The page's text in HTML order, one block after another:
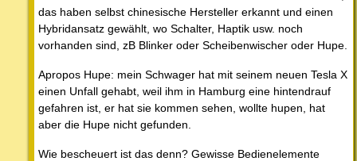
das haben selbst chinesische Hersteller erkannt und einen
Hybridansatz gewählt, wo Schalter, Haptik usw. noch
vorhanden sind, zB Blinker oder Scheibenwischer oder Hupe.
Apropos Hupe: mein Schwager hat mit seinem neuen Tesla X
einen Unfall gehabt, weil ihm in Hamburg eine hintendrauf
gefahren ist, er hat sie kommen sehen, wollte hupen, hat
aber die Hupe nicht gefunden.
Wie bescheuert ist das denn? Gewisse Bedienelemente